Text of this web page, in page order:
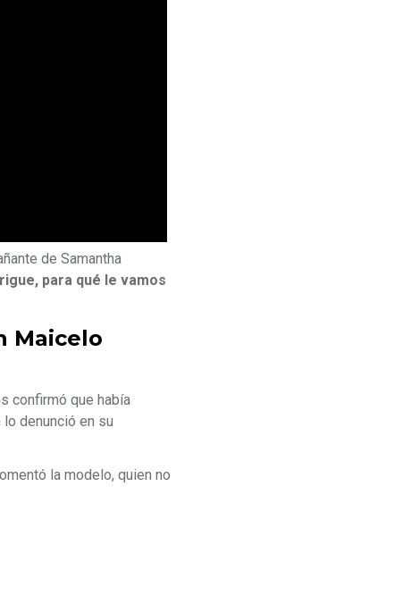
de Samantha
para qué le vamos
Maicelo
confirmó que había
denunció en su
la modelo, quien no